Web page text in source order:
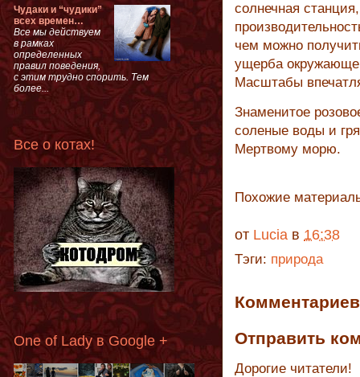
солнечная
чем можно
ущерба
Масштабы
Знаменитое
соленые воды и
Мертвому морю.
Похожие
от Lucia в 16:38
Тэги: природа
Отправить
Дорогие читатели!
Чудаки и “чудики”
всех времен…
Все мы действуем
в рамках
определенных
правил поведения,
с этим трудно спорить. Тем
более...
Все о котах!
One of Lady в Google +